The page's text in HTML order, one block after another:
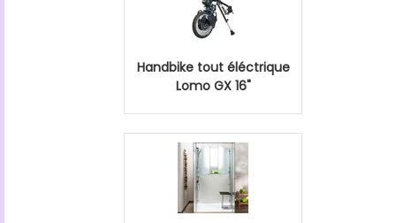
Handbike tout éléctrique
Lomo GX 16"